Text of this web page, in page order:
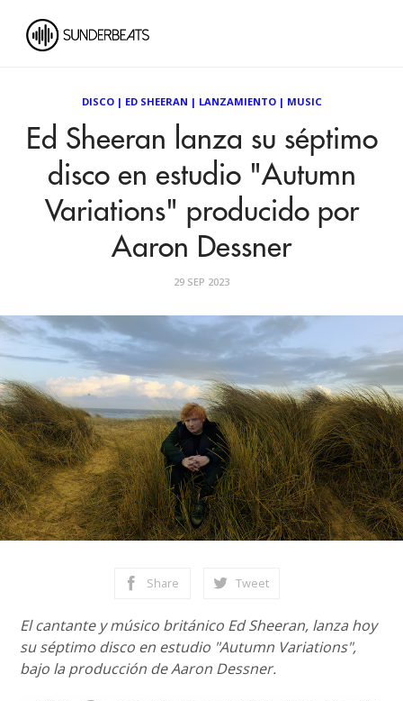
DISCO| ED SHEERAN | LANZAMIENTO| MUSIC
Ed Sheeran lanza su séptimo
disco en estudio "Autumn
Variations" producido por
Aaron Dessner
29 SEP 2023
Share Tweet
El cantante y músico británico Ed Sheeran, lanza hoy
su séptimo disco en estudio "Autumn Variations",
bajo la producción de Aaron Dessner.